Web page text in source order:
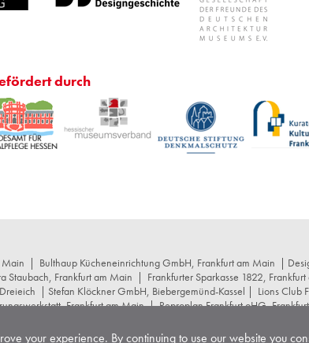
your experience. By continuing to use our website you
durch
Main | Bulthaup Kücheneinrichtung GmbH, Frankfurt am Main |
Staubach, Frankfurt am Main | Frankfurter Sparkasse 1822,
| Stefan Klöckner GmbH, Biebergemünd-Kassel | Lions Club
Frankfurt am Main|Reproplan Frankfurt oHG,
Projektstrategie GmbH, Frankfurt am Main |Wüstenrot Stiftung,